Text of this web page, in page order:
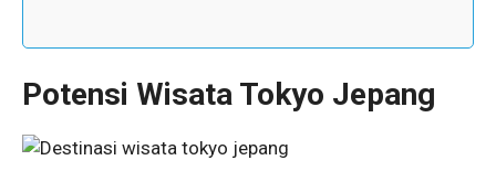
Potensi Wisata Tokyo Jepang